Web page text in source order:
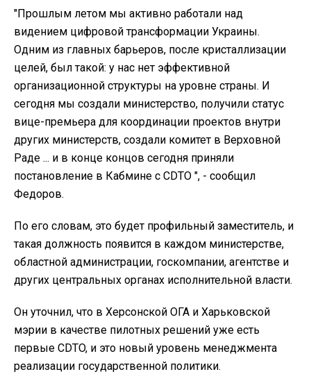
"Прошлым летом мы активно работали над
видением цифровой трансформации Украины.
Одним из главных барьеров, после кристаллизации
целей, был такой: у нас нет эффективной
организационной структуры на уровне страны. И
сегодня мы создали министерство, получили статус
вице-премьера для координации проектов внутри
других министерств, создали комитет в Верховной
Раде ... и в конце концов сегодня приняли
постановление в Кабмине с CDTO ", - сообщил
Федоров.
По его словам, это будет профильный заместитель, и
такая должность появится в каждом министерстве,
областной администрации, госкомпании, агентстве и
других центральных органах исполнительной власти.
Он уточнил, что в Херсонской ОГА и Харьковской
мэрии в качестве пилотных решений уже есть
первые CDTO, и это новый уровень менеджмента
реализации государственной политики.